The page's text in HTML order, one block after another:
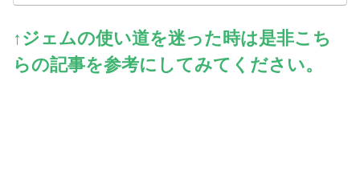
↑ジェムの使い道を迷った時は是非こち
らの記事を参考にしてみてください。